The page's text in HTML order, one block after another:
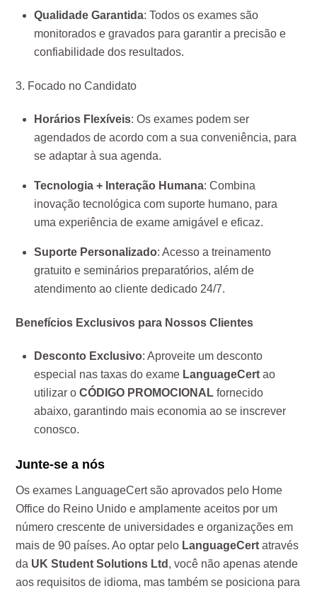
Qualidade Garantida: Todos os exames são
monitorados e gravados para garantir a precisão e
confiabilidade dos resultados.
3. Focado no Candidato
Horários Flexíveis: Os exames podem ser
agendados de acordo com a sua conveniência, para
se adaptar à sua agenda.
Tecnologia + Interação Humana: Combina
inovação tecnológica com suporte humano, para
uma experiência de exame amigável e eficaz.
Suporte Personalizado: Acesso a treinamento
gratuito e seminários preparatórios, além de
atendimento ao cliente dedicado 24/7.
Benefícios Exclusivos para Nossos Clientes
Desconto Exclusivo: Aproveite um desconto
especial nas taxas do exame LanguageCert ao
utilizar o CÓDIGO PROMOCIONAL fornecido
abaixo, garantindo mais economia ao se inscrever
conosco.
Junte-se a nós
Os exames LanguageCert são aprovados pelo Home
Office do Reino Unido e amplamente aceitos por um
número crescente de universidades e organizações em
mais de 90 países. Ao optar pelo LanguageCert através
da UK Student Solutions Ltd , você não apenas atende
aos requisitos de idioma, mas também se posiciona para